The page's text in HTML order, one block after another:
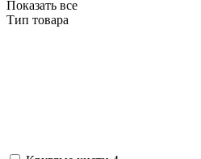
Показать все
Тип товара